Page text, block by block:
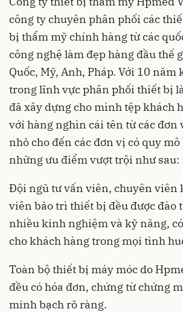
công ty chuyên phân phối các
bị thẩm mỹ chính hàng từ các
công nghệ làm đẹp hàng đầu thế
Quốc, Mỹ, Anh, Pháp. Với 10
trong lĩnh vực phân phối thiết bị
đã xây dựng cho mình tệp khách
với hàng nghìn cái tên từ các đơn
nhỏ cho đến các đơn vị có quy
những ưu điểm vượt trội như sau:
Đội ngũ tư vấn viên, chuyên viên
viên bảo trì thiết bị đều được đào
nhiều kinh nghiệm và kỹ năng,
cho khách hàng trong mọi tình
Toàn bộ thiết bị máy móc do
đều có hóa đơn, chứng từ chứng
minh bạch rõ ràng.